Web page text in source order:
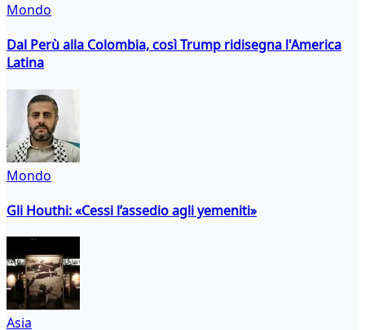
Mondo
Dal Perù alla Colombia, così Trump ridisegna l'America
Latina
Mondo
Gli Houthi: «Cessi l’assedio agli yemeniti»
Asia